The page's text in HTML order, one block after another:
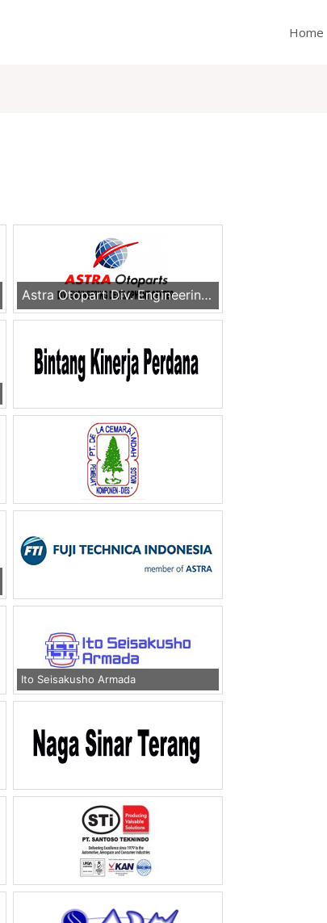
Home
Astra Otopart Div. Engineering Dev. Center
Ito Seisakusho Armada